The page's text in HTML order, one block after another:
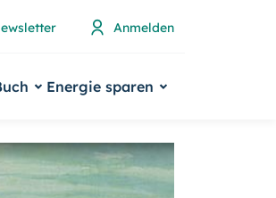
Anmelden
Energie sparen